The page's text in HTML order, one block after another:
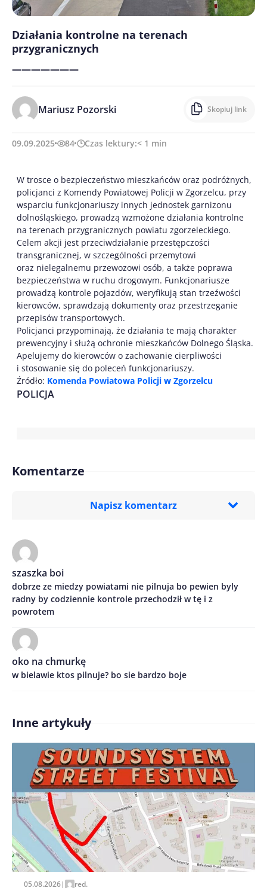
Działania kontrolne na terenach
przygranicznych
———————
Mariusz Pozorski Skopiuj link
09.09.2025 84 Czas lektury:< 1 min
W trosce o bezpieczeństwo mieszkańców oraz podróżnych,
policjanci z Komendy Powiatowej Policji w Zgorzelcu, przy
wsparciu funkcjonariuszy innych jednostek garnizonu
dolnośląskiego, prowadzą wzmożone działania kontrolne
na terenach przygranicznych powiatu zgorzeleckiego.
Celem akcji jest przeciwdziałanie przestępczości
transgranicznej, w szczególności przemytowi
oraz nielegalnemu przewozowi osób, a także poprawa
bezpieczeństwa w ruchu drogowym. Funkcjonariusze
prowadzą kontrole pojazdów, weryfikują stan trzeźwości
kierowców, sprawdzają dokumenty oraz przestrzeganie
przepisów transportowych.
Policjanci przypominają, że działania te mają charakter
prewencyjny i służą ochronie mieszkańców Dolnego Śląska.
Apelujemy do kierowców o zachowanie cierpliwości
i stosowanie się do poleceń funkcjonariuszy.
Źródło: Komenda Powiatowa Policji w Zgorzelcu
POLICJA
Komentarze
Napisz komentarz
Treść komentarza*
Imię/ Nick*
szaszka boi
dobrze ze miedzy powiatami nie pilnuja bo pewien byly
radny by codziennie kontrole przechodził w tę i z
powrotem
oko na chmurkę
w bielawie ktos pilnuje? bo sie bardzo boje
Inne artykuły
05.08.2026| red.